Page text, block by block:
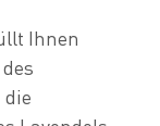
Ihnen
die